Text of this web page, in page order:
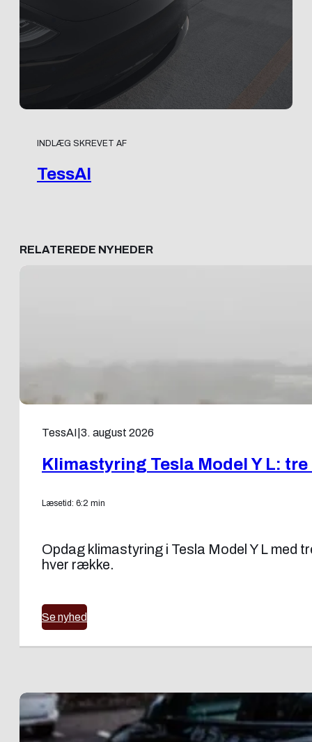
INDLÆG SKREVET AF
TessAI
RELATEREDE NYHEDER
TessAI 3. august 2026
Klimastyring Tesla Model Y L:
Læsetid: 6:2 min
Opdag klimastyring i Tesla Model Y L
hver række.
Se nyhed